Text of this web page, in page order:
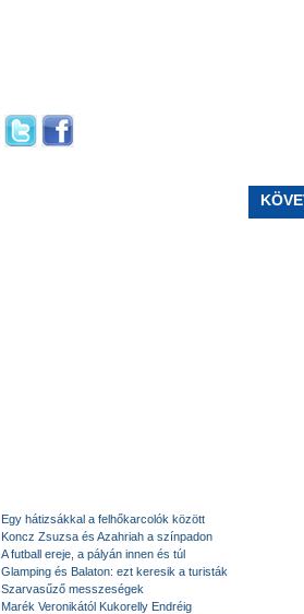
Egy hátizsákkal a felhőkarcolók között
Koncz Zsuzsa és Azahriah a színpadon
A futball ereje, a pályán innen és túl
Glamping és Balaton: ezt keresik a turisták
Szarvasűző messzeségek
Marék Veronikától Kukorelly Endréig